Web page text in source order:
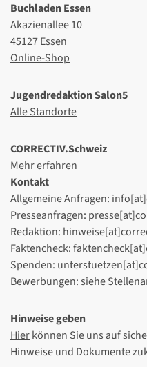
Buchladen Essen
Akazienallee 10
45127 Essen
Online-Shop
Jugendredaktion Salon5
Alle Standorte
CORRECTIV.Schweiz
Mehr erfahren
Kontakt
Allgemeine Anfragen:
Presseanfragen:
Redaktion:
Faktencheck:
Spenden:
Bewerbungen: siehe
Hinweise geben
Hierkönnen Sie uns auf
Hinweise und Dokumente